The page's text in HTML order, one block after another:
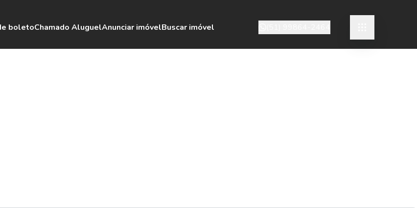
boletoChamado AluguelAnunciar imóvelBuscar imóvel